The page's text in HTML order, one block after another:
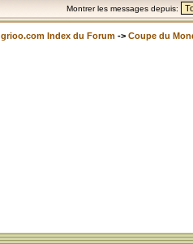
Montrer les messages depuis:
grioo.com Index du Forum -> Coupe du